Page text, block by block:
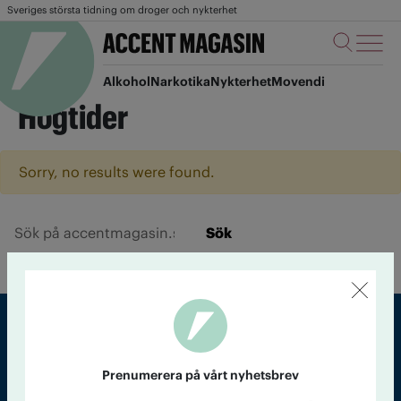
Sveriges största tidning om droger och nykterhet
AlkoholNarkotikaNykterhetMovendi
Högtider
Sorry, no results were found.
Sök
Prenumerera på vårt nyhetsbrev